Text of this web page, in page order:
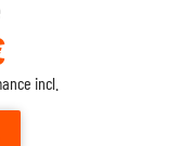
incl.